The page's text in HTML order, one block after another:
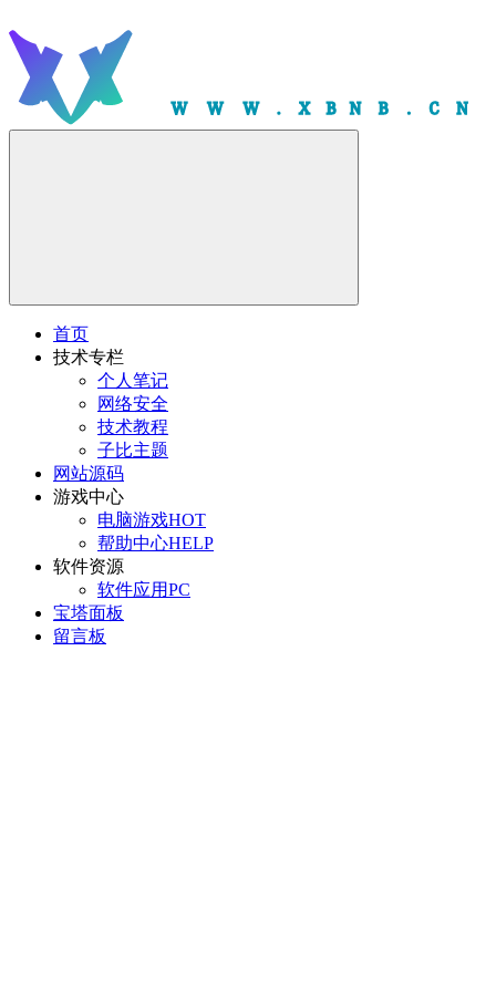
首页
技术专栏
个人笔记
网络安全
技术教程
子比主题
网站源码
游戏中心
电脑游戏HOT
帮助中心HELP
软件资源
软件应用PC
宝塔面板
留言板